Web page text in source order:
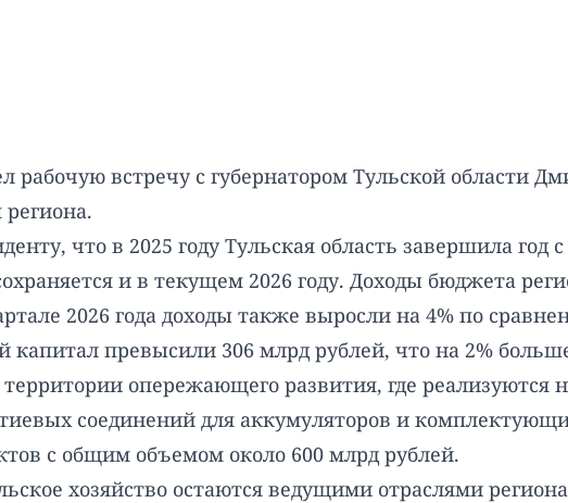
рабочую встречу с губернатором Тульской области
что в 2025 году Тульская область завершила
и в текущем 2026 году. Доходы бюджета
2026 года доходы также выросли на 4% по
капитал превысили 306 млрд рублей, что на 2%
опережающего развития, где реализуются
соединений для аккумуляторов и
с общим объемом около 600 млрд рублей.
хозяйство остаются ведущими отраслями